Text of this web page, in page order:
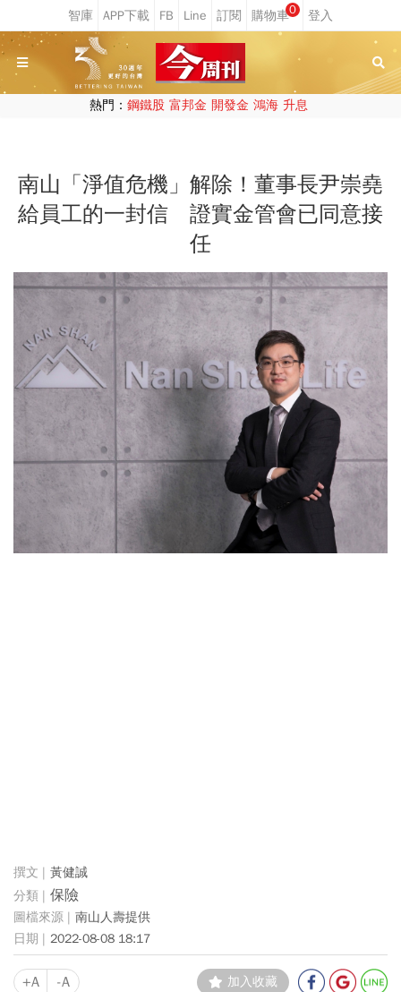
0
熱門： 鋼鐵股 富邦金 開發金 鴻海 升息
南山「淨值危機」解除！董事長尹崇堯
給員工的一封信 證實金管會已同意接
任
黃健誠
保險
南山人壽提供
2022-08-08 18:17
+A -A 加入收藏